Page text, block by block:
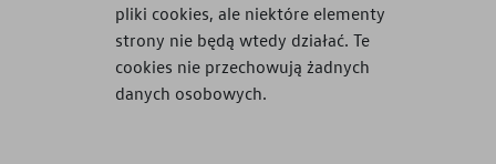
pliki cookies, ale niektóre elementy
strony nie będą wtedy działać. Te
cookies nie przechowują żadnych
danych osobowych.